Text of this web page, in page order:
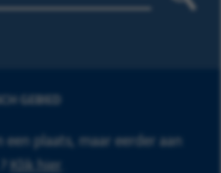
GEBIED
plaats, maar eerder aan
Klik hier